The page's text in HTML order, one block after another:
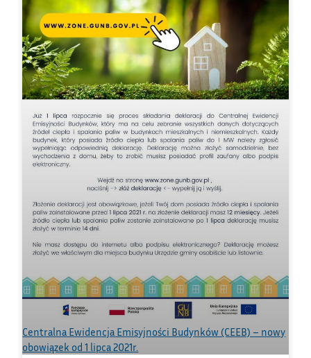
Centralna Ewidencja Emisyjności Budynków (CEEB) – nowy
obowiązek od 1 lipca 2021r.